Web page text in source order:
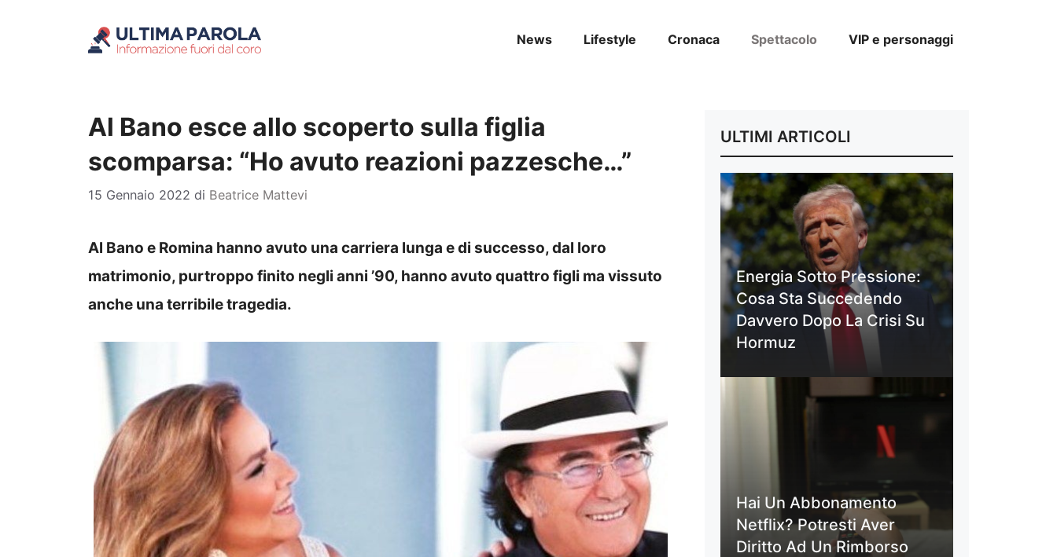
News Lifestyle Cronaca Spettacolo VIP e personaggi
Al Bano esce allo scoperto sulla figlia
scomparsa: “Ho avuto reazioni pazzesche…”
15 Gennaio 2022 di Beatrice Mattevi
Al Bano e Romina hanno avuto una carriera lunga e di successo, dal loro
matrimonio, purtroppo finito negli anni ’90, hanno avuto quattro figli ma vissuto
anche una terribile tragedia.
ULTIMI ARTICOLI
Energia Sotto Pressione:
Cosa Sta Succedendo
Davvero Dopo La Crisi Su
Hormuz
Hai Un Abbonamento
Netflix? Potresti Aver
Diritto Ad Un Rimborso